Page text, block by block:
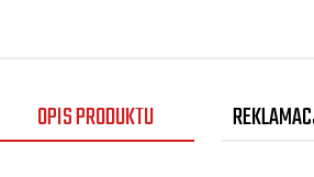
OPIS PRODUKTU